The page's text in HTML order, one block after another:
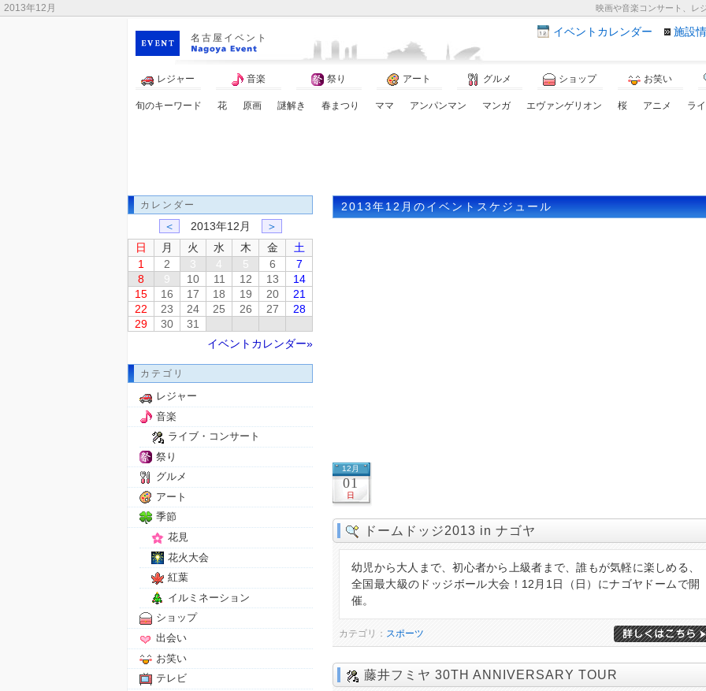
2013年12月 映画や音楽コンサート、レ
名古屋イベント イベント カレンダー 施設
レジャー 音楽 祭り アート グルメ ショップ お笑い
旬のキーワード 花 原画 謎解き 春まつり ママ アンパンマン マンガ エヴァンゲリオン 桜 アニメ
ラ
2013年12月のイベントスケジュール
12月
01
日
ドームドッジ2013 in ナゴヤ
幼児から大人まで、初心者から上級者まで、誰もが気軽に楽しめる、
全国最大級のドッジボール大会！12月1日（日）にナゴヤドームで開
催。
カテゴリ： スポーツ
藤井フミヤ 30TH ANNIVERSARY TOUR
カレンダー
＜ 2013年12月
＞
日
月 火 水 木 金
土
1
2 3 4 5 6
7
8
9 10 11 12 13
14
15
16 17 18 19 20
21
22
23 24 25 26 27
28
29
30
31
イベントカレンダー»
カテゴリ
レジャー
音楽
ライブ・コンサート
祭り
グルメ
アート
季節
花見
花火大会
紅葉
イルミネーション
ショップ
出会い
お笑い
テレビ